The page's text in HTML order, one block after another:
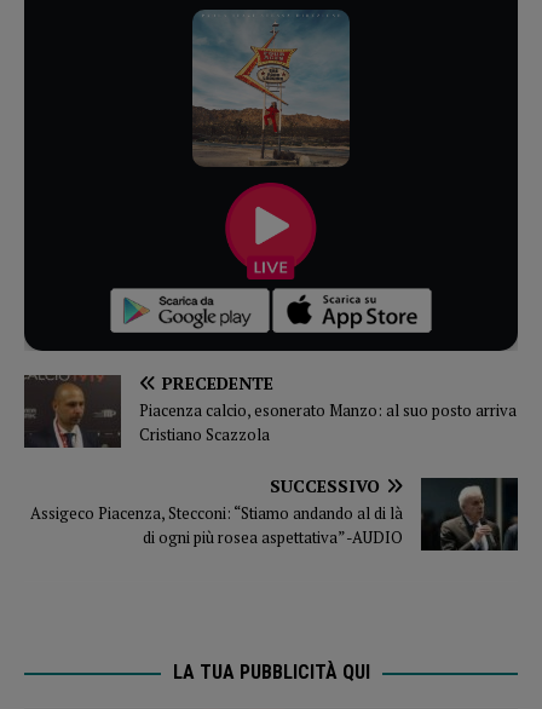
PRECEDENTE
Piacenza calcio, esonerato Manzo: al suo posto arriva
Cristiano Scazzola
SUCCESSIVO
Assigeco Piacenza, Stecconi: “Stiamo andando al di là
di ogni più rosea aspettativa” -AUDIO
LA TUA PUBBLICITÀ QUI